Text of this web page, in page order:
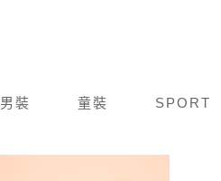
男裝 童裝 SPORT